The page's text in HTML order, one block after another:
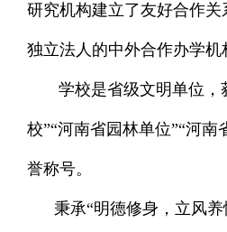
研究机构建立了友好合作
独立法人的中外合作办学
学校是省级文明单位，获
校”“河南省园林单位”“河
誉称号。
秉承“明德修身，立风养